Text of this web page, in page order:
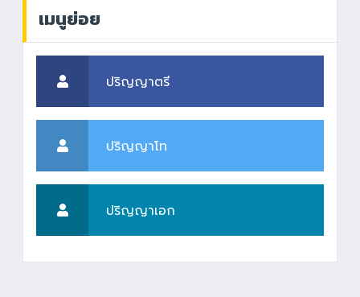
เมนูย่อย
ปริญญาตรี
ปริญญาโท
ปริญญาเอก